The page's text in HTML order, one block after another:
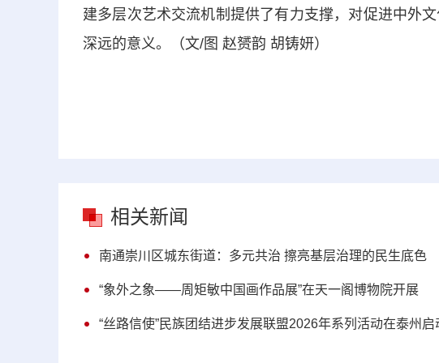
建多层次艺术交流机制提供了有力支撑，对促进中外
深远的意义。（文/图 赵赟韵 胡铸妍）
相关新闻
南通崇川区城东街道：多元共治 擦亮基层治理的民生底色
“象外之象——周矩敏中国画作品展”在天一阁博物院开展
“丝路信使”民族团结进步发展联盟2026年系列活动在泰州启